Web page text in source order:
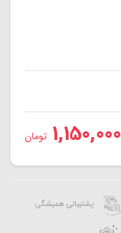
1,150,000 تومان
پشتیبانی همیشگی